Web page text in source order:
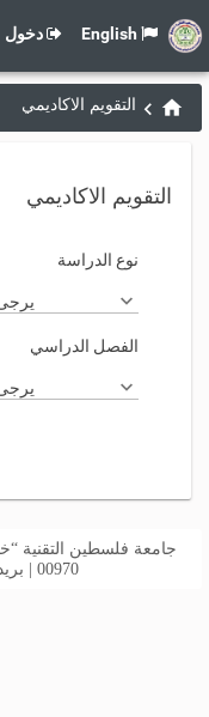
دخول
التقويم الاكاديمي
التقويم الاكاديمي
نوع الدراسة
يرجى
الفصل الدراسي
يرجى
00970 | بريد الكتروني